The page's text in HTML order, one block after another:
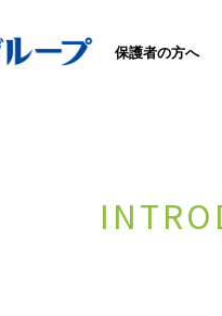
保護者の方へ